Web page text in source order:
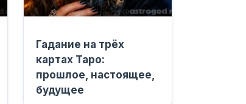
Гадание на трёх
картах Таро:
прошлое, настоящее,
будущее